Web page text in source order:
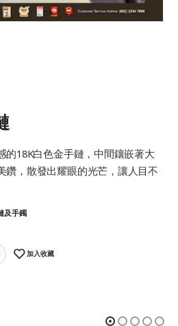
的18K白色金手鏈，中間鑲嵌著大
鑽，散發出耀眼的光芒，讓人目不
及手鐲
加入收藏